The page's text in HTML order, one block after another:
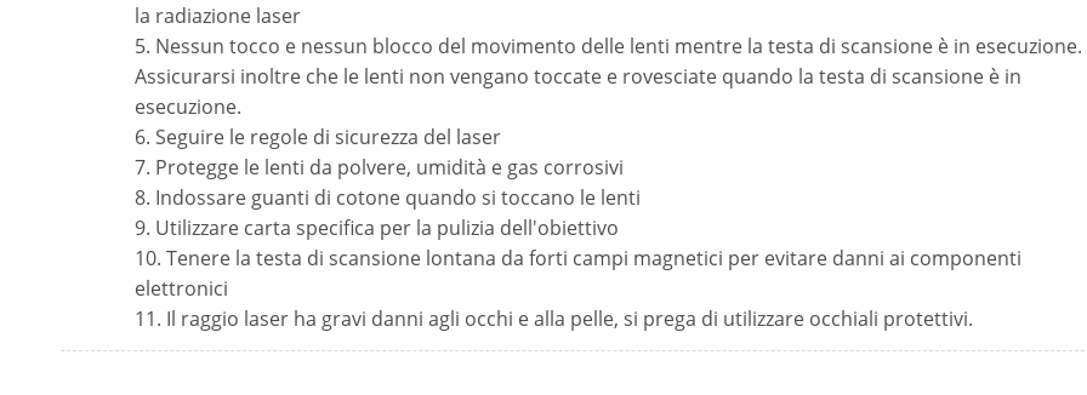
la radiazione laser
5. Nessun tocco e nessun blocco del movimento delle lenti mentre la testa di scansione è in esecuzione.
Assicurarsi inoltre che le lenti non vengano toccate e rovesciate quando la testa di scansione è in
esecuzione.
6. Seguire le regole di sicurezza del laser
7. Protegge le lenti da polvere, umidità e gas corrosivi
8. Indossare guanti di cotone quando si toccano le lenti
9. Utilizzare carta specifica per la pulizia dell'obiettivo
10. Tenere la testa di scansione lontana da forti campi magnetici per evitare danni ai componenti
elettronici
11. Il raggio laser ha gravi danni agli occhi e alla pelle, si prega di utilizzare occhiali protettivi.